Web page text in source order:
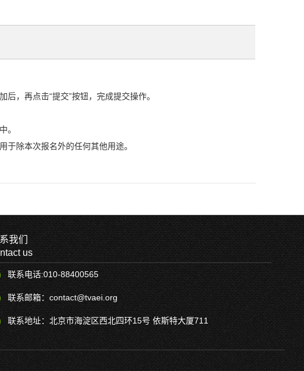
，再点击“提交”按钮，完成提交操作。
。
于除本次报名外的任何其他用途。
我们
us
联系电话:010-88400565
联系邮箱：contact@tvaei.org
联系地址：北京市海淀区西北四环15号 依斯特大厦711